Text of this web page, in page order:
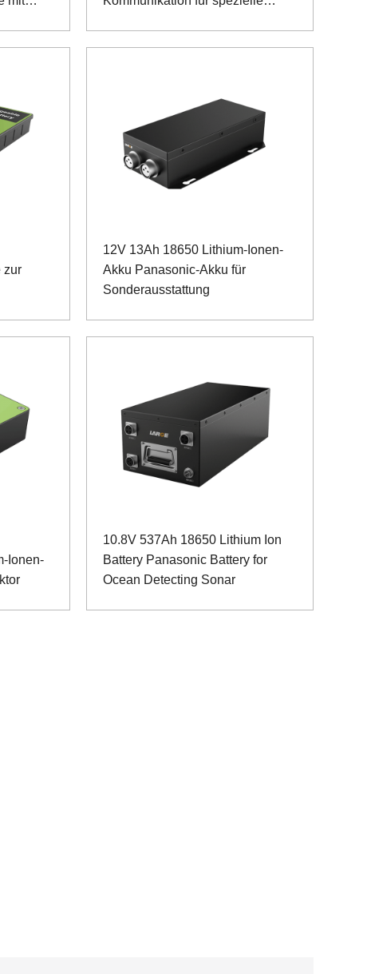
zur
12V 13Ah 18650 Lithium-Ionen-
Akku Panasonic-Akku für
Sonderausstattung
Ionen-
10.8V 537Ah 18650 Lithium Ion
Battery Panasonic Battery for
Ocean Detecting Sonar